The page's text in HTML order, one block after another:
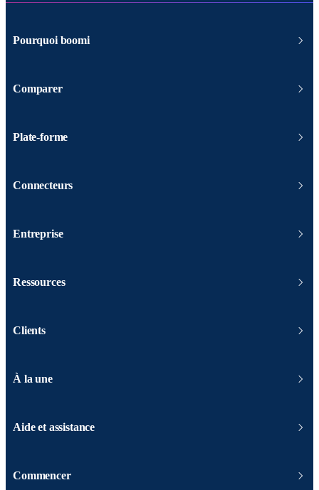
Pourquoi boomi
Comparer
Plate-forme
Connecteurs
Entreprise
Ressources
Clients
À la une
Aide et assistance
Commencer